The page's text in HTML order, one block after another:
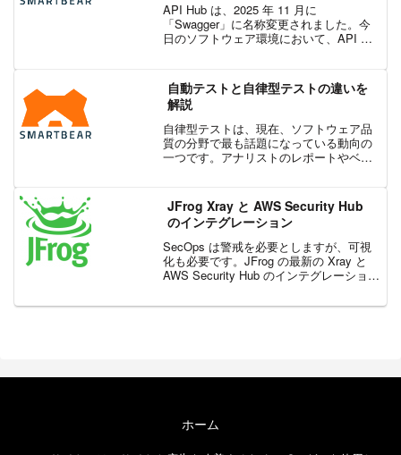
API Hub は、2025 年 11 月に
「Swagger」に名称変更されました。今
日のソフトウェア環境において、API は
API ファースト戦略を採用している組織
は...
自動テストと自律型テストの違いを
解説
自律型テストは、現在、ソフトウェア品
質の分野で最も話題になっている動向の
一つです。アナリストのレポートやベン
でその名が挙がっており、多くの場合、
自動テストと並んで言及さ...
JFrog Xray と AWS Security Hub
のインテグレーション
SecOps は警戒を必要としますが、可視
化も必要です。JFrog の最新の Xray と
AWS Security Hub のインテグレーション
けでなく、迅速に対処できるようになり
ホーム